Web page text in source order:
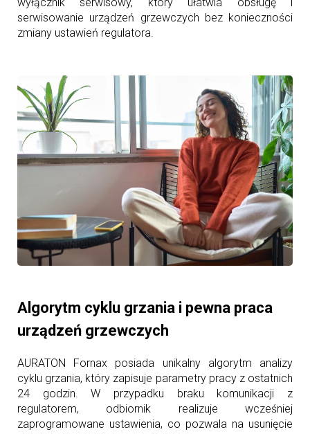
serwisowanie urządzeń grzewczych bez konieczności
zmiany ustawień regulatora.
Algorytm cyklu grzania i pewna praca
urządzeń grzewczych
AURATON Fornax posiada unikalny algorytm analizy
cyklu grzania, który zapisuje parametry pracy z ostatnich
24 godzin. W przypadku braku komunikacji z
regulatorem, odbiornik realizuje wcześniej
zaprogramowane ustawienia, co pozwala na usunięcie